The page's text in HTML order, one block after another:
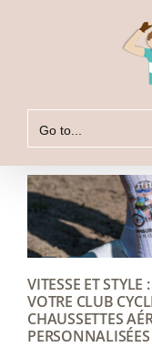
Go to...
VITESSE ET
VOTRE CLUB
CHAUSSETTES